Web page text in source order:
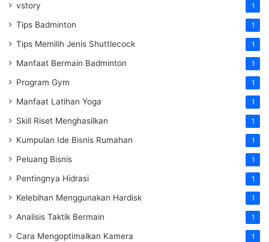
vstory 1
Tips Badminton 1
Tips Memilih Jenis Shuttlecock 1
Manfaat Bermain Badminton 1
Program Gym 1
Manfaat Latihan Yoga 1
Skill Riset Menghasilkan 1
Kumpulan Ide Bisnis Rumahan 1
Peluang Bisnis 1
Pentingnya Hidrasi 1
Kelebihan Menggunakan Hardisk 1
Analisis Taktik Bermain 1
Cara Mengoptimalkan Kamera 1